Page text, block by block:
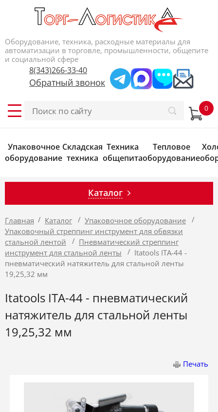
Оборудование, техника, расходные материалы для
автоматизации в торговле, промышленности, общепите
и социальной сфере
8(343)266-33-40
Обратный звонок
Упаковочное
оборудование
Складская
техника
Техника
общепита
Тепловое
оборудование
Каталог
Главная / Каталог / Упаковочное оборудование /
Упаковочный стреппинг инструмент для обвязки
стальной лентой
/ Пневматический стреппинг
инструмент для стальной ленты
/ Itatools ITA-44 -
пневматический натяжитель для стальной ленты
19,25,32 мм
Itatools ITA-44 - пневматический
натяжитель для стальной ленты
19,25,32 мм
Печать